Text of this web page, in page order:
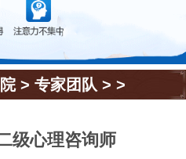
>专家团队 > >
级心理咨询师